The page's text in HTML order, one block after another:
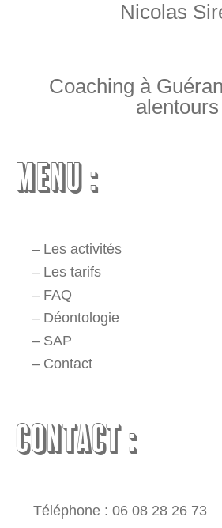
Nicolas
Coaching à
alentours
MENU :
– Les activités
– Les tarifs
– FAQ
– Déontologie
– SAP
– Contact
CONTACT :
Téléphone : 06 08 28 26 73